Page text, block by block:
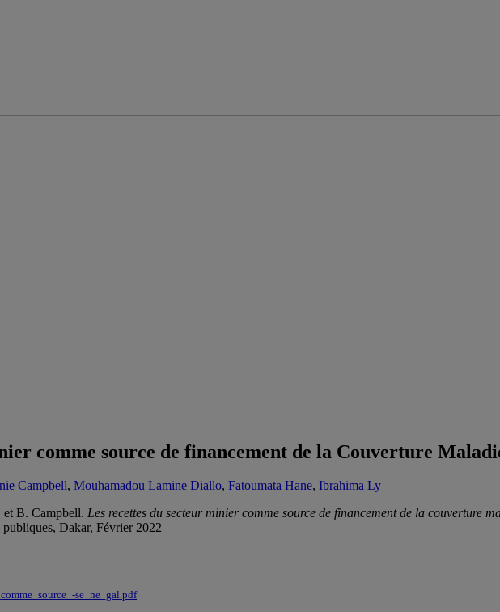
comme source de financement de la Couverture
Campbell, Mouhamadou Lamine Diallo, Fatoumata Hane, Ibrahima Ly
B. Campbell. Les recettes du secteur minier comme source de financement de la couverture
Dakar, Février 2022
se_ne_gal.pdf